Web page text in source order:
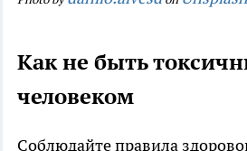
Как не быть
человеком
Соблюдайте правила